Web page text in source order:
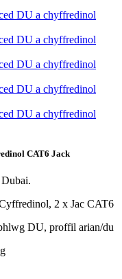
CAT6 Jack
2 x Jac CAT6
DU, proffil arian/du